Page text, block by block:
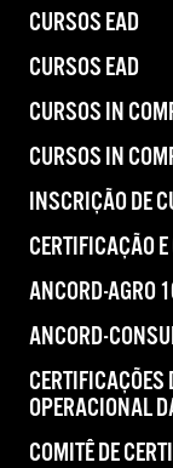
CURSOS EAD
CURSOS EAD
CURSOS IN
CURSOS IN
INSCRIÇÃO DE
CERTIFICAÇÃO
ANCORD-AGRO
ANCORD-
OPERACIONAL
COMITÊ DE